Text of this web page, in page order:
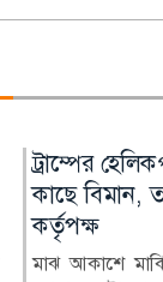
ট্রাম্পের
কাছে বিমান,
কর্তৃপক্ষ
মাঝ আকাশে
সুন্দরবন রক্ষায়
পিরোজপুরে
সভা
প্লাস্টিক ও